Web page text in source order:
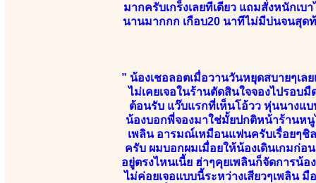
มากครับเกร็งเลยทีเดียว แถมสั่งหนักเ
นานมากกก เกือบ20 นาทีไม่มีบ่นจนสุด
” น้องเชอลอตเมื่อวานวันหยุดสบายๆเล
ไม่เคยเจอในร้านตัดสินใจจองไปรอบ
ต้อนรับ แว๊บแรกที่เห็นโอ้วว หุ่นนางแ
น้องบอกพี่จองมาใช่มั้ยปกติหน้าร้านหนู
เพลิน อารมณ์เหมือนแฟนครับเรื่อยๆชิ
ครับ ผมบอกผมเมื่อยให้น้องเดินเกมก่
อยู่ตรงไหนเนี้ย ฮ่าๆคุยเพลินก็จัดการน้
ไม่ค่อยเจอแบบนี้ระหว่างเสียวๆเพลิน